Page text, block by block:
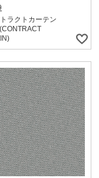
ラクトカーテン